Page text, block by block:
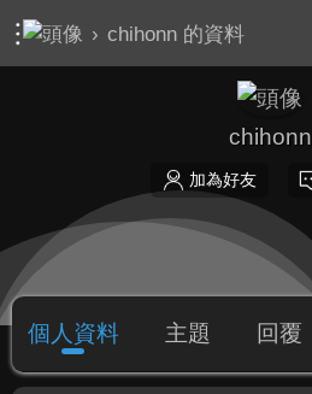
› chihonn 的資料
chihonn
加為好友
個人資料 主題 回覆